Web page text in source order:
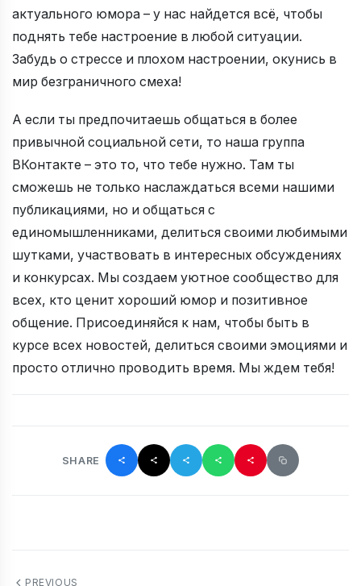
актуального юмора – у нас найдется всё, чтобы
поднять тебе настроение в любой ситуации.
Забудь о стрессе и плохом настроении, окунись в
мир безграничного смеха!
А если ты предпочитаешь общаться в более
привычной социальной сети, то наша группа
ВКонтакте – это то, что тебе нужно. Там ты
сможешь не только наслаждаться всеми нашими
публикациями, но и общаться с
единомышленниками, делиться своими любимыми
шутками, участвовать в интересных обсуждениях
и конкурсах. Мы создаем уютное сообщество для
всех, кто ценит хороший юмор и позитивное
общение. Присоединяйся к нам, чтобы быть в
курсе всех новостей, делиться своими эмоциями и
просто отлично проводить время. Мы ждем тебя!
SHARE
PREVIOUS